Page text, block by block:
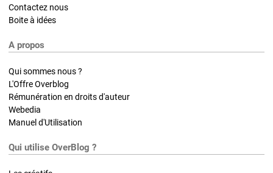
Contactez nous
Boite à idées
A propos
Qui sommes nous ?
L'Offre Overblog
Rémunération en droits d'auteur
Webedia
Manuel d'Utilisation
Qui utilise OverBlog ?